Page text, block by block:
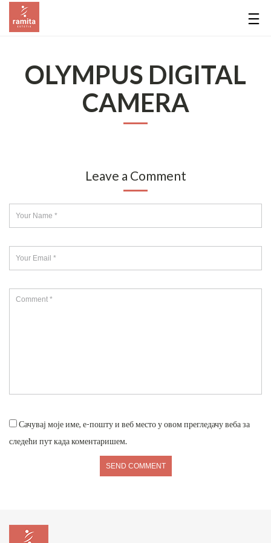
OLYMPUS DIGITAL
CAMERA
Leave a Comment
Сачувај моје име, е-пошту и веб место у овом прегледачу веба за
следећи пут када коментаришем.